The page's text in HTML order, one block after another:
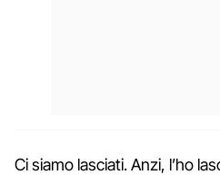
Ci siamo lasciati. Anzi, l’ho